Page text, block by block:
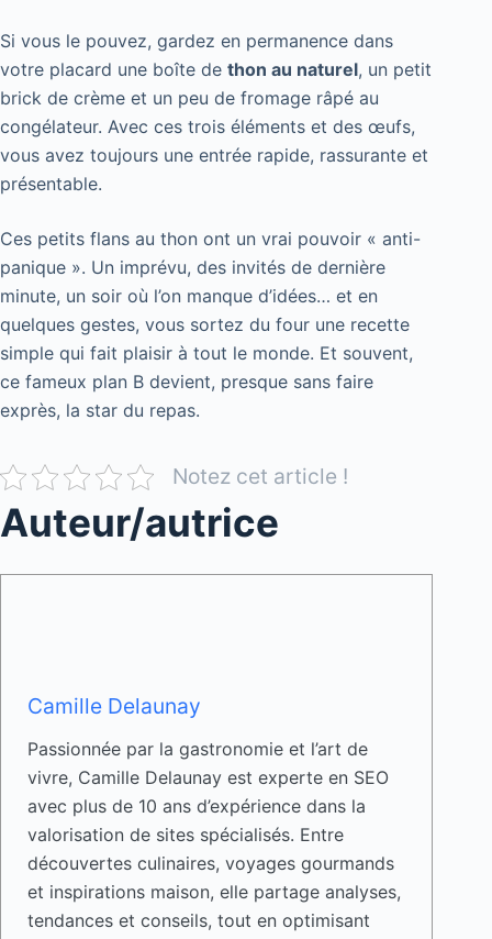
Si vous le pouvez, gardez en permanence dans
votre placard une boîte de thon au naturel, un petit
brick de crème et un peu de fromage râpé au
congélateur. Avec ces trois éléments et des œufs,
vous avez toujours une entrée rapide, rassurante et
présentable.
Ces petits flans au thon ont un vrai pouvoir « anti-
panique ». Un imprévu, des invités de dernière
minute, un soir où l’on manque d’idées… et en
quelques gestes, vous sortez du four une recette
simple qui fait plaisir à tout le monde. Et souvent,
ce fameux plan B devient, presque sans faire
exprès, la star du repas.
Notez cet article !
Auteur/autrice
Camille Delaunay
Passionnée par la gastronomie et l’art de
vivre, Camille Delaunay est experte en SEO
avec plus de 10 ans d’expérience dans la
valorisation de sites spécialisés. Entre
découvertes culinaires, voyages gourmands
et inspirations maison, elle partage analyses,
tendances et conseils, tout en optimisant